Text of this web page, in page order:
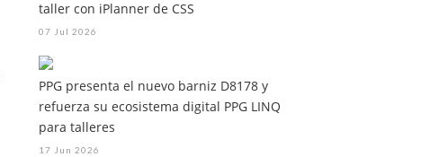
taller con iPlanner de CSS
07 Jul 2026
PPG presenta el nuevo barniz D8178 y
refuerza su ecosistema digital PPG LINQ
para talleres
17 Jun 2026